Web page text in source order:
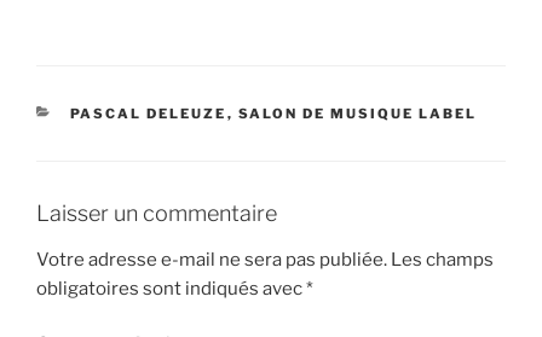
CATÉGORIES
PASCAL DELEUZE , SALON DE MUSIQUE LABEL
Laisser un commentaire
Votre adresse e-mail ne sera pas publiée. Les champs
obligatoires sont indiqués avec*